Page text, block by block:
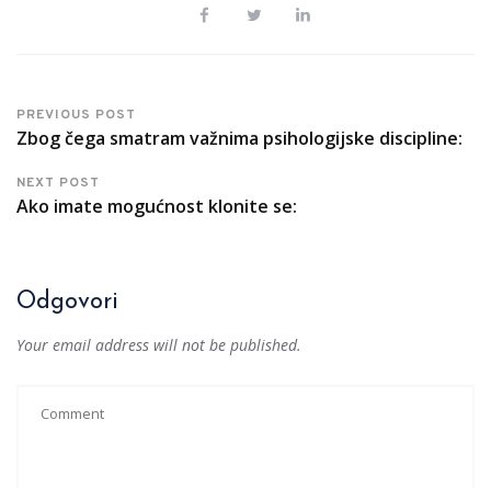
PREVIOUS POST
Zbog čega smatram važnima psihologijske discipline:
NEXT POST
Ako imate mogućnost klonite se:
Odgovori
Your email address will not be published.